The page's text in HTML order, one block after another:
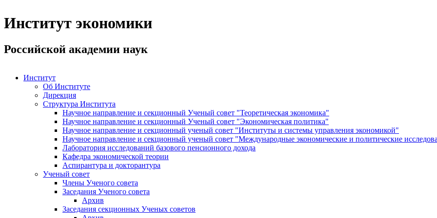
Институт экономики
Российской академии наук
Институт
Об Институте
Дирекция
Структура Института
Научное направление и секционный Ученый совет "Теоретическая экономика"
Научное направление и секционный Ученый совет "Экономическая политика"
Научное направление и секционный ученый совет "Институты и системы управления экономикой"
Научное направление и секционный ученый совет "Международные экономические и политические
Лаборатория исследований базового пенсионного дохода
Кафедра экономической теории
Аспирантура и докторантура
Ученый совет
Члены Ученого совета
Заседания Ученого совета
Архив
Заседания секционных Ученых советов